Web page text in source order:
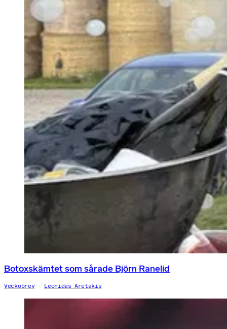
Botoxskämtet som sårade Björn Ranelid
Veckobrev Leonidas Aretakis